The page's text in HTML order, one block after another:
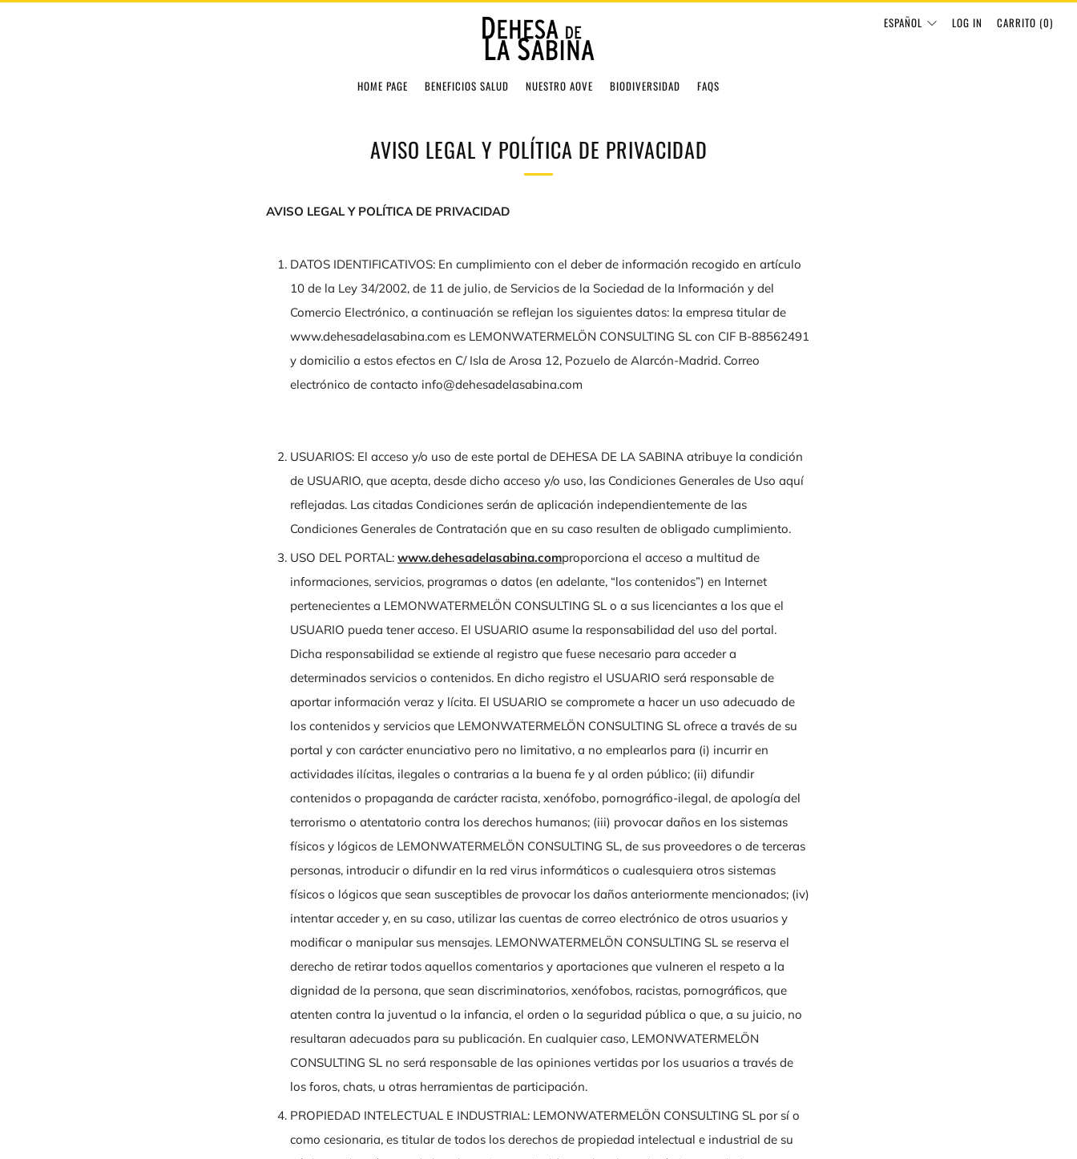
HOME PAGE BENEFICIOS SALUD NUESTRO AOVE BIODIVERSIDAD FAQS
IDIOMA
ESPAÑOL LOG IN CARRITO (0)
AVISO LEGAL Y POLÍTICA DE PRIVACIDAD
AVISO LEGAL Y POLÍTICA DE PRIVACIDAD
DATOS IDENTIFICATIVOS: En cumplimiento con el deber de información recogido en artículo
10 de la Ley 34/2002, de 11 de julio, de Servicios de la Sociedad de la Información y del
Comercio Electrónico, a continuación se reflejan los siguientes datos: la empresa titular de
www.dehesadelasabina.com es LEMONWATERMELÖN CONSULTING SL con CIF B-88562491
y domicilio a estos efectos en C/ Isla de Arosa 12, Pozuelo de Alarcón-Madrid. Correo
electrónico de contacto info@dehesadelasabina.com
USUARIOS: El acceso y/o uso de este portal de DEHESA DE LA SABINA atribuye la condición
de USUARIO, que acepta, desde dicho acceso y/o uso, las Condiciones Generales de Uso aquí
reflejadas. Las citadas Condiciones serán de aplicación independientemente de las
Condiciones Generales de Contratación que en su caso resulten de obligado cumplimiento.
USO DEL PORTAL: www.dehesadelasabina.comproporciona el acceso a multitud de
informaciones, servicios, programas o datos (en adelante, “los contenidos”) en Internet
pertenecientes a LEMONWATERMELÖN CONSULTING SL o a sus licenciantes a los que el
USUARIO pueda tener acceso. El USUARIO asume la responsabilidad del uso del portal.
Dicha responsabilidad se extiende al registro que fuese necesario para acceder a
determinados servicios o contenidos. En dicho registro el USUARIO será responsable de
aportar información veraz y lícita. El USUARIO se compromete a hacer un uso adecuado de
los contenidos y servicios que LEMONWATERMELÖN CONSULTING SL ofrece a través de su
portal y con carácter enunciativo pero no limitativo, a no emplearlos para (i) incurrir en
actividades ilícitas, ilegales o contrarias a la buena fe y al orden público; (ii) difundir
contenidos o propaganda de carácter racista, xenófobo, pornográfico-ilegal, de apología del
terrorismo o atentatorio contra los derechos humanos; (iii) provocar daños en los sistemas
físicos y lógicos de LEMONWATERMELÖN CONSULTING SL, de sus proveedores o de terceras
personas, introducir o difundir en la red virus informáticos o cualesquiera otros sistemas
físicos o lógicos que sean susceptibles de provocar los daños anteriormente mencionados; (iv)
intentar acceder y, en su caso, utilizar las cuentas de correo electrónico de otros usuarios y
modificar o manipular sus mensajes. LEMONWATERMELÖN CONSULTING SL se reserva el
derecho de retirar todos aquellos comentarios y aportaciones que vulneren el respeto a la
dignidad de la persona, que sean discriminatorios, xenófobos, racistas, pornográficos, que
atenten contra la juventud o la infancia, el orden o la seguridad pública o que, a su juicio, no
resultaran adecuados para su publicación. En cualquier caso, LEMONWATERMELÖN
CONSULTING SL no será responsable de las opiniones vertidas por los usuarios a través de
los foros, chats, u otras herramientas de participación.
PROPIEDAD INTELECTUAL E INDUSTRIAL: LEMONWATERMELÖN CONSULTING SL por sí o
como cesionaria, es titular de todos los derechos de propiedad intelectual e industrial de su